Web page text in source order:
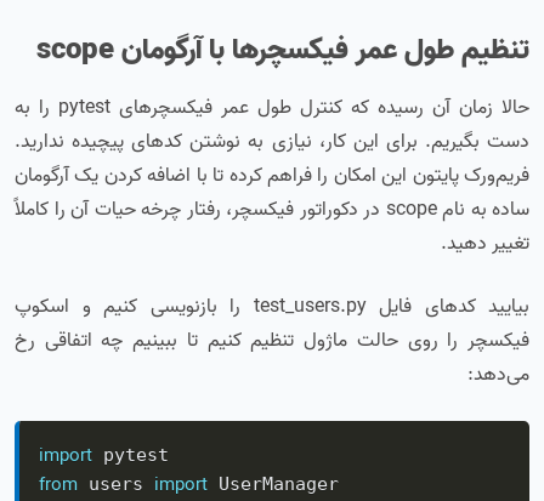
تنظیم طول عمر فیکسچرها با آرگومان scope
حالا زمان آن رسیده که کنترل طول عمر فیکسچرهای pytest را به
دست بگیریم. برای این کار، نیازی به نوشتن کدهای پیچیده ندارید.
فریم‌ورک پایتون این امکان را فراهم کرده تا با اضافه کردن یک آرگومان
ساده به نام scope در دکوراتور فیکسچر، رفتار چرخه حیات آن را کاملاً
تغییر دهید.
بیایید کدهای فایل test_users.py را بازنویسی کنیم و اسکوپ
فیکسچر را روی حالت ماژول تنظیم کنیم تا ببینیم چه اتفاقی رخ
می‌دهد:
import
from users import UserManager